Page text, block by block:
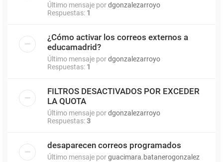
Último mensaje pordgonzalezarroyo
Respuestas: 1
¿Cómo activar los correos externos a
educamadrid?
Último mensaje pordgonzalezarroyo
Respuestas: 1
FILTROS DESACTIVADOS POR EXCEDER
LA QUOTA
Último mensaje pordgonzalezarroyo
Respuestas:3
desaparecen correos programados
Último mensaje porguacimara.batanerogonzalez